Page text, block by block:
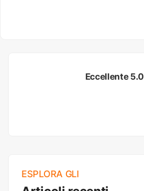
Eccellente 5.0
ESPLORA GLI